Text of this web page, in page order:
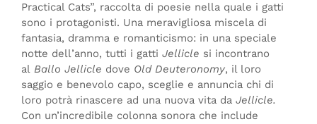
Practical Cats”, raccolta di poesie nella quale i gatti
sono i protagonisti. Una meravigliosa miscela di
fantasia, dramma e romanticismo: in una speciale
notte dell’anno, tutti i gatti Jellicle si incontrano
al Ballo Jellicle dove Old Deuteronomy, il loro
saggio e benevolo capo, sceglie e annuncia chi di
loro potrà rinascere ad una nuova vita da Jellicle.
Con un’incredibile colonna sonora che include